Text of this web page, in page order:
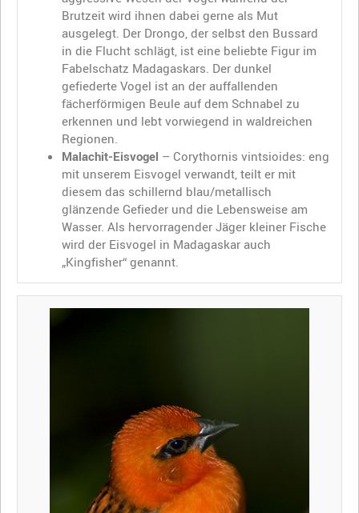
Brutzeit wird ihnen dabei gerne als Mut
ausgelegt. Der Drongo, der selbst den Bussard
in die Flucht schlägt, ist eine beliebte Figur im
Fabelschatz Madagaskars. Der dunkel
gefiederte Vogel ist an der auffallenden
fächerförmigen Beule auf dem Schnabel zu
erkennen und lebt vorwiegend in waldreichen
Regionen.
Malachit-Eisvogel – Corythornis vintsioides: eng
mit unserem Eisvogel verwandt, teilt er mit
diesem das schillernd blau/metallisch
glänzende Gefieder und die Lebensweise am
Wasser. Als hervorragender Jäger kleiner Fische
wird der Eisvogel in Madagaskar auch
„Kingfisher“ genannt.